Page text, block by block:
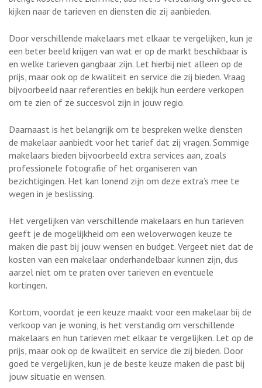
kijken naar de tarieven en diensten die zij aanbieden.
Door verschillende makelaars met elkaar te vergelijken, kun je
een beter beeld krijgen van wat er op de markt beschikbaar is
en welke tarieven gangbaar zijn. Let hierbij niet alleen op de
prijs, maar ook op de kwaliteit en service die zij bieden. Vraag
bijvoorbeeld naar referenties en bekijk hun eerdere verkopen
om te zien of ze succesvol zijn in jouw regio.
Daarnaast is het belangrijk om te bespreken welke diensten
de makelaar aanbiedt voor het tarief dat zij vragen. Sommige
makelaars bieden bijvoorbeeld extra services aan, zoals
professionele fotografie of het organiseren van
bezichtigingen. Het kan lonend zijn om deze extra’s mee te
wegen in je beslissing.
Het vergelijken van verschillende makelaars en hun tarieven
geeft je de mogelijkheid om een weloverwogen keuze te
maken die past bij jouw wensen en budget. Vergeet niet dat de
kosten van een makelaar onderhandelbaar kunnen zijn, dus
aarzel niet om te praten over tarieven en eventuele
kortingen.
Kortom, voordat je een keuze maakt voor een makelaar bij de
verkoop van je woning, is het verstandig om verschillende
makelaars en hun tarieven met elkaar te vergelijken. Let op de
prijs, maar ook op de kwaliteit en service die zij bieden. Door
goed te vergelijken, kun je de beste keuze maken die past bij
jouw situatie en wensen.